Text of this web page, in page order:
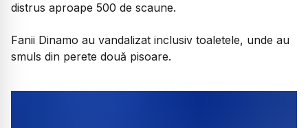
distrus aproape 500 de scaune.
Fanii Dinamo au vandalizat inclusiv toaletele, unde au
smuls din perete două pisoare.